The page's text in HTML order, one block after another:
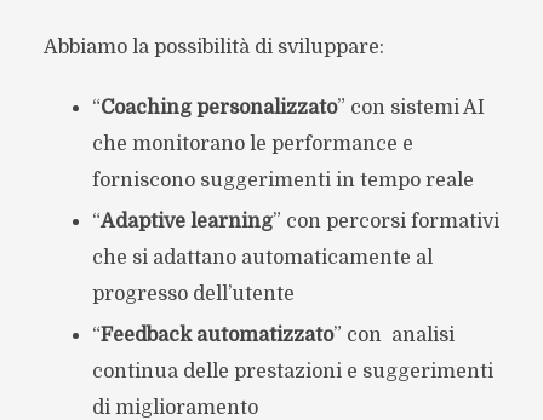
Abbiamo la possibilità di sviluppare:
“Coaching personalizzato” con sistemi AI
che monitorano le performance e
forniscono suggerimenti in tempo reale
“Adaptive learning” con percorsi formativi
che si adattano automaticamente al
progresso dell’utente
“Feedback automatizzato” con analisi
continua delle prestazioni e suggerimenti
di miglioramento